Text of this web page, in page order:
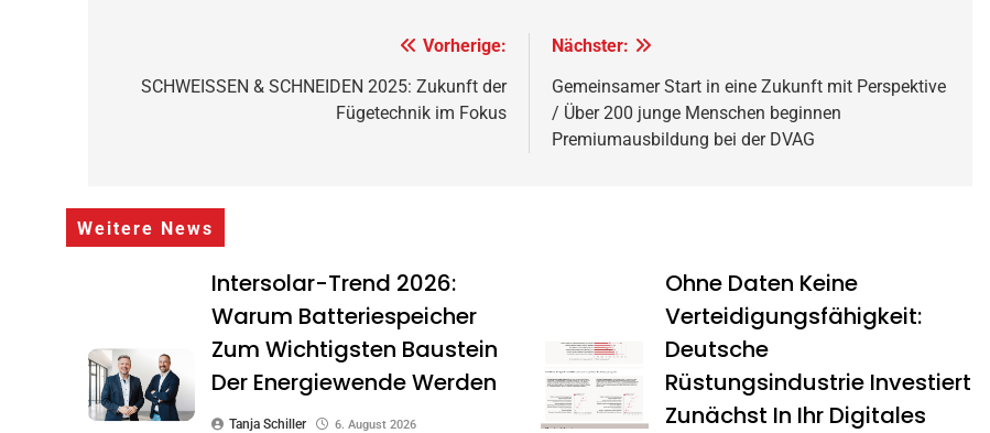
Vorherige:
SCHWEISSEN & SCHNEIDEN 2025: Zukunft der
Fügetechnik im Fokus
Nächster:
Gemeinsamer Start in eine Zukunft mit Perspektive
/ Über 200 junge Menschen beginnen
Premiumausbildung bei der DVAG
Weitere News
Intersolar-Trend 2026:
Warum Batteriespeicher
Zum Wichtigsten Baustein
Der Energiewende Werden
Tanja Schiller 6. August 2026
Ohne Daten Keine
Verteidigungsfähigkeit:
Deutsche
Rüstungsindustrie Investiert
Zunächst In Ihr Digitales